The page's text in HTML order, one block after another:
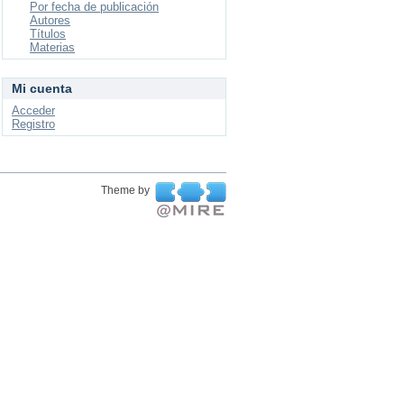
Por fecha de publicación
Autores
Títulos
Materias
Mi cuenta
Acceder
Registro
Theme by